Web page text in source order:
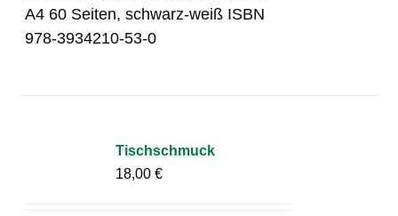
A4 60 Seiten, schwarz-weiß ISBN
978-3934210-53-0
Tischschmuck
18,00€